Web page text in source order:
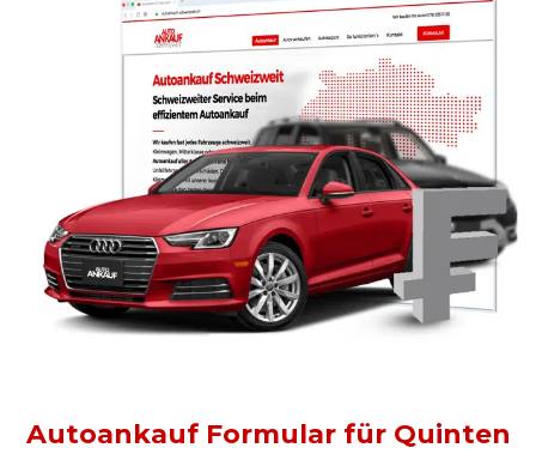
Autoankauf Formular für Quinten